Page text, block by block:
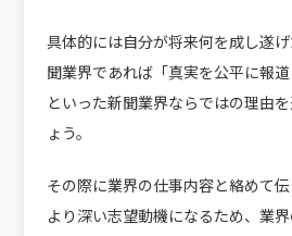
具体的には自分が将来何を成し遂
聞業界であれば「真実を公平に報
といった新聞業界ならではの理由
ょう。
その際に業界の仕事内容と絡めて
より深い志望動機になるため、業